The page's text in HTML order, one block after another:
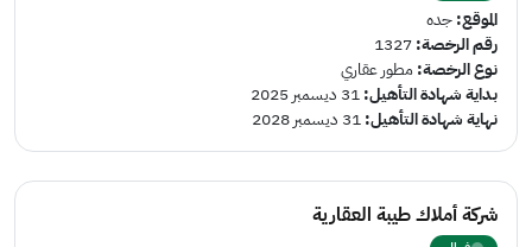
الموقع:جده
رقم الرخصة:1327
نوع الرخصة:مطور عقاري
بداية شهادة التأهيل:31 ديسمبر 2025
نهاية شهادة التأهيل:31 ديسمبر 2028
شركة أملاك طيبة العقارية